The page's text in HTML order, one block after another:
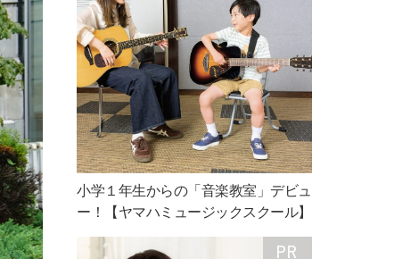
小学１年生からの「音楽教室」デビュ
ー！【ヤマハミュージックスクール】